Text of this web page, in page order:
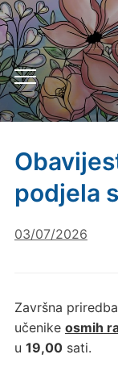
Toggle
mobile
menu
podjela
03/07/2026
Završna
učenike osmih
u 19,00sati.